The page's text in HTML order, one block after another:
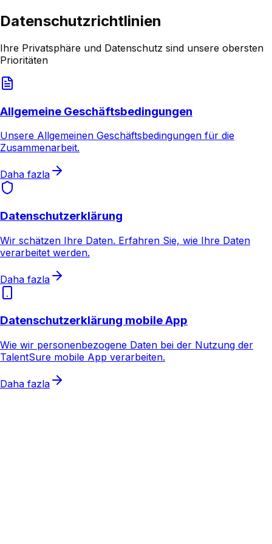
Datenschutzrichtlinien
Ihre Privatsphäre und Datenschutz sind unsere obersten
Prioritäten
Allgemeine Geschäftsbedingungen
Unsere Allgemeinen Geschäftsbedingungen für die
Zusammenarbeit.
Daha fazla
Datenschutzerklärung
Wir schätzen Ihre Daten. Erfahren Sie, wie Ihre Daten
verarbeitet werden.
Daha fazla
Datenschutzerklärung mobile App
Wie wir personenbezogene Daten bei der Nutzung der
TalentSure mobile App verarbeiten.
Daha fazla